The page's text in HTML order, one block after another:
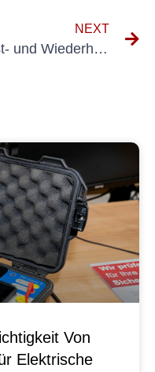
NEXT
Erst- und Wiederholungsprüfung elektrischer Anlagen Prüf- und Messprotokoll
Von
Elektrische